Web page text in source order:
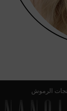
الرموش